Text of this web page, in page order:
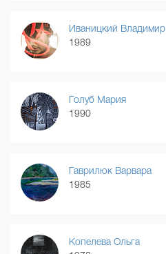
Иваницкий Владимир
1989
Голуб Мария
1990
Гаврилюк Варвара
1985
Копелева Ольга